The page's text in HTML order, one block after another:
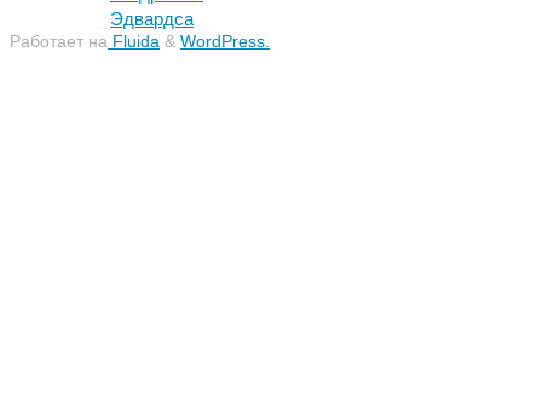
Эдвардса
Работает на Fluida & WordPress.